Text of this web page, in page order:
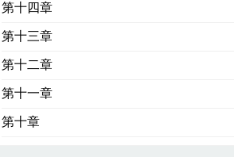
第十四章
第十三章
第十二章
第十一章
第十章